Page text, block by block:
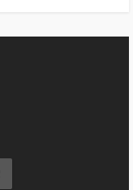
h